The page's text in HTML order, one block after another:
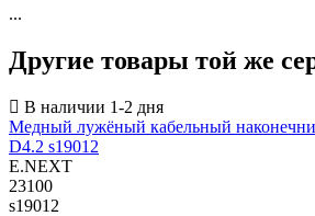
...
Другие товары той же
Медный лужёный кабельный
D4.2 s19012
E.NEXT
23100
s19012